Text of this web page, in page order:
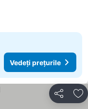
Vedeți prețurile
Distribuiți